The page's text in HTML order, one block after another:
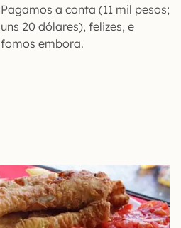
Pagamos a conta (11 mil pesos;
uns 20 dólares), felizes, e
fomos embora.